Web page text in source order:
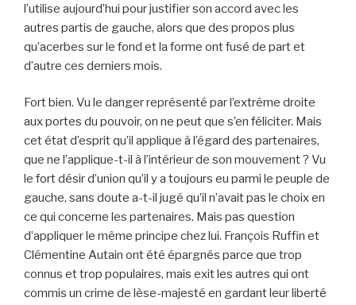
l’utilise aujourd’hui pour justifier son accord avec les
autres partis de gauche, alors que des propos plus
qu’acerbes sur le fond et la forme ont fusé de part et
d’autre ces derniers mois.
Fort bien. Vu le danger représenté par l’extrême droite
aux portes du pouvoir, on ne peut que s’en féliciter. Mais
cet état d’esprit qu’il applique à l’égard des partenaires,
que ne l’applique-t-il à l’intérieur de son mouvement ? Vu
le fort désir d’union qu’il y a toujours eu parmi le peuple de
gauche, sans doute a-t-il jugé qu’il n’avait pas le choix en
ce qui concerne les partenaires. Mais pas question
d’appliquer le même principe chez lui. François Ruffin et
Clémentine Autain ont été épargnés parce que trop
connus et trop populaires, mais exit les autres qui ont
commis un crime de lèse-majesté en gardant leur liberté